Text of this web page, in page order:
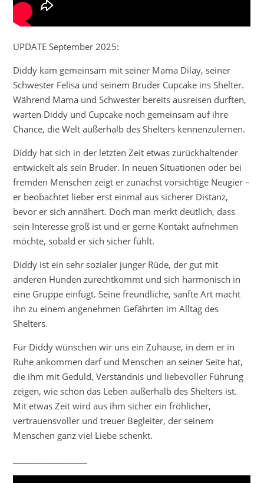
UPDATE September 2025:
Diddy kam gemeinsam mit seiner Mama Dilay, seiner
Schwester Felisa und seinem Bruder Cupcake ins Shelter.
Während Mama und Schwester bereits ausreisen durften,
warten Diddy und Cupcake noch gemeinsam auf ihre
Chance, die Welt außerhalb des Shelters kennenzulernen.
Diddy hat sich in der letzten Zeit etwas zurückhaltender
entwickelt als sein Bruder. In neuen Situationen oder bei
fremden Menschen zeigt er zunächst vorsichtige Neugier –
er beobachtet lieber erst einmal aus sicherer Distanz,
bevor er sich annähert. Doch man merkt deutlich, dass
sein Interesse groß ist und er gerne Kontakt aufnehmen
möchte, sobald er sich sicher fühlt.
Diddy ist ein sehr sozialer junger Rüde, der gut mit
anderen Hunden zurechtkommt und sich harmonisch in
eine Gruppe einfügt. Seine freundliche, sanfte Art macht
ihn zu einem angenehmen Gefährten im Alltag des
Shelters.
Für Diddy wünschen wir uns ein Zuhause, in dem er in
Ruhe ankommen darf und Menschen an seiner Seite hat,
die ihm mit Geduld, Verständnis und liebevoller Führung
zeigen, wie schön das Leben außerhalb des Shelters ist.
Mit etwas Zeit wird aus ihm sicher ein fröhlicher,
vertrauensvoller und treuer Begleiter, der seinem
Menschen ganz viel Liebe schenkt.